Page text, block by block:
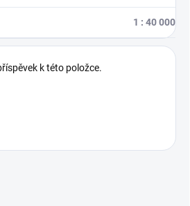
1 : 40 000
k této položce.